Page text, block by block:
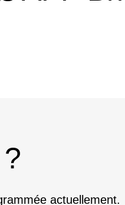
actuellement.